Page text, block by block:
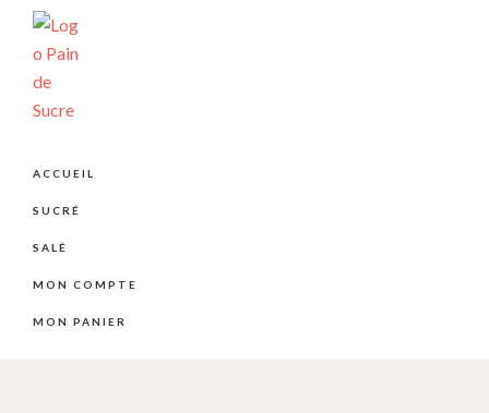
Passer
Passer
Passer
DE
artisanale
depuis
2004
ACCUEIL
SUCRÉ
SALÉ
MON COMPTE
MON PANIER